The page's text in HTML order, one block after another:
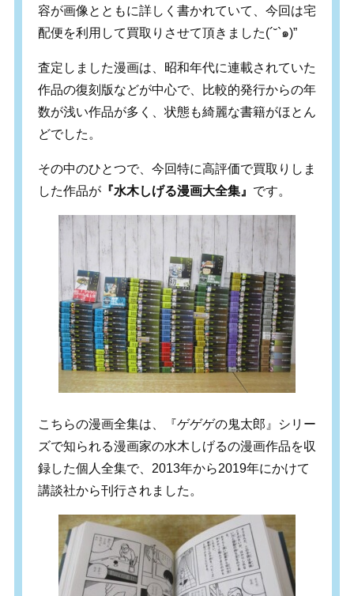
容が画像とともに詳しく書かれていて、今回は宅
配便を利用して買取りさせて頂きました(´˘`๑)”
査定しました漫画は、昭和年代に連載されていた
作品の復刻版などが中心で、比較的発行からの年
数が浅い作品が多く、状態も綺麗な書籍がほとん
どでした。
その中のひとつで、今回特に高評価で買取りしま
した作品が『水木しげる漫画大全集』 です。
こちらの漫画全集は、『ゲゲゲの鬼太郎』シリー
ズで知られる漫画家の水木しげるの漫画作品を収
録した個人全集で、2013年から2019年にかけて
講談社から刊行されました。